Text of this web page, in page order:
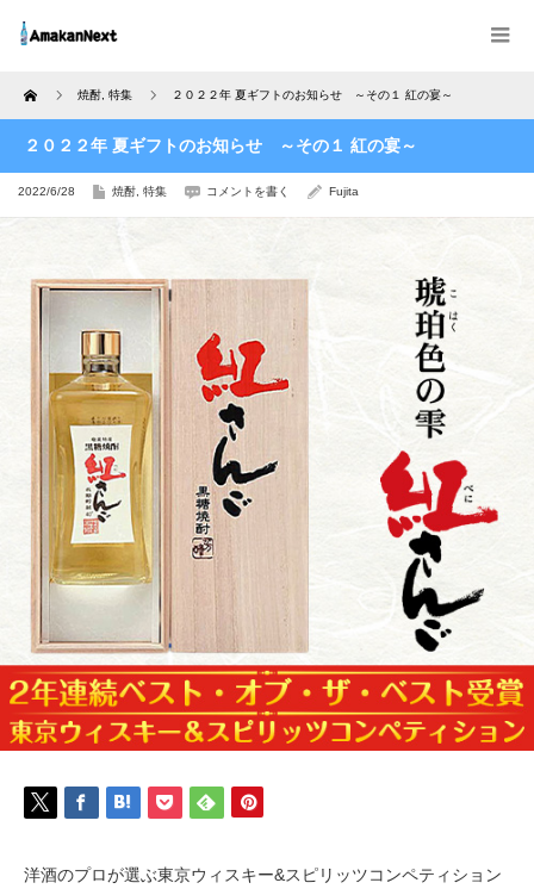
Home 焼酎 特集 ２０２２年 夏ギフトのお知らせ ～その１ 紅の宴～
２０２２年 夏ギフトのお知らせ ～その１ 紅の宴～
2022/6/28 焼酎 特集 コメントを書く Fujita
洋酒のプロが選ぶ東京ウィスキー&スピリッツコンペティション